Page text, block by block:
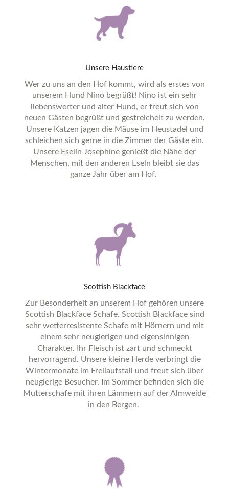
Unsere Haustiere
Wer zu uns an den Hof kommt, wird als erstes von
unserem Hund Nino begrüßt! Nino ist ein sehr
liebenswerter und alter Hund, er freut sich von
neuen Gästen begrüßt und gestreichelt zu werden.
Unsere Katzen jagen die Mäuse im Heustadel und
schleichen sich gerne in die Zimmer der Gäste ein.
Unsere Eselin Josephíne genießt die Nähe der
Menschen, mit den anderen Eseln bleibt sie das
ganze Jahr über am Hof.
Scottish Blackface
Zur Besonderheit an unserem Hof gehören unsere
Scottish Blackface Schafe. Scottish Blackface sind
sehr wetterresistente Schafe mit Hörnern und mit
einem sehr neugierigen und eigensinnigen
Charakter. Ihr Fleisch ist zart und schmeckt
hervorragend. Unsere kleine Herde verbringt die
Wintermonate im Freilaufstall und freut sich über
neugierige Besucher. Im Sommer befinden sich die
Mutterschafe mit ihren Lämmern auf der Almweide
in den Bergen.